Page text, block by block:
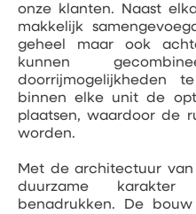
onze klanten. Naast
makkelijk
geheel maar ook
kunnen
doorrijmogelijkheden
binnen elke unit de
plaatsen, waardoor de
worden.
Met de architectuur
duurzame
benadrukken. De